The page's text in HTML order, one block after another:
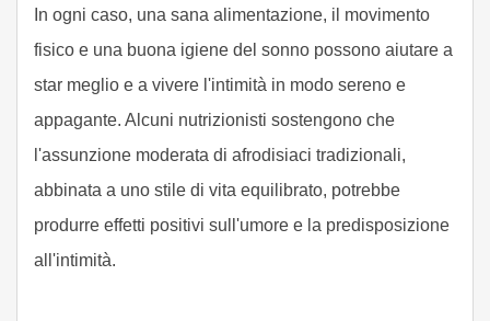
In ogni caso, una sana alimentazione, il movimento
fisico e una buona igiene del sonno possono aiutare a
star meglio e a vivere l'intimità in modo sereno e
appagante. Alcuni nutrizionisti sostengono che
l'assunzione moderata di afrodisiaci tradizionali,
abbinata a uno stile di vita equilibrato, potrebbe
produrre effetti positivi sull'umore e la predisposizione
all'intimità.